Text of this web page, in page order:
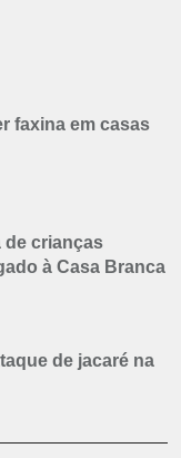
faxina em casas
de crianças
à Casa Branca
de jacaré na